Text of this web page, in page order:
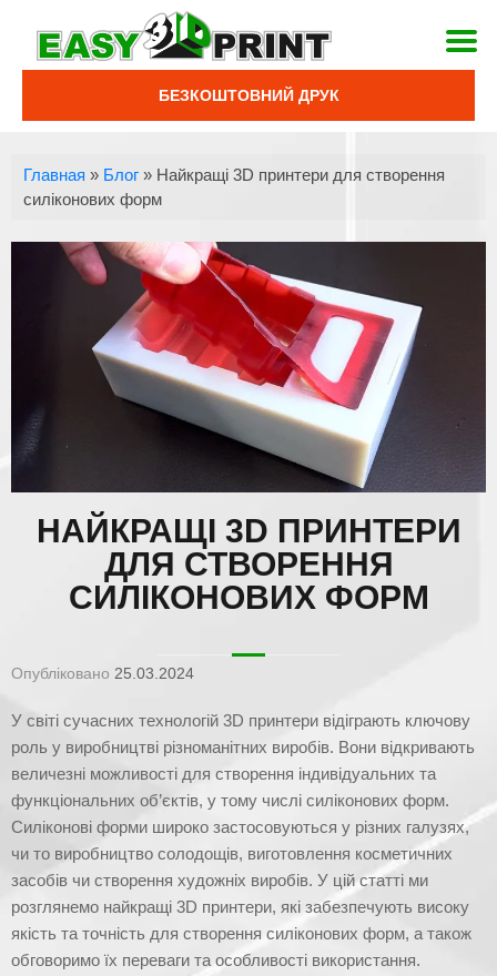
БЕЗКОШТОВНИЙ ДРУК
Главная » Блог » Найкращі 3D принтери для створення
силіконових форм
НАЙКРАЩІ 3D ПРИНТЕРИ
ДЛЯ СТВОРЕННЯ
СИЛІКОНОВИХ ФОРМ
Опубліковано 25.03.2024
У світі сучасних технологій 3D принтери відіграють ключову
роль у виробництві різноманітних виробів. Вони відкривають
величезні можливості для створення індивідуальних та
функціональних об’єктів, у тому числі силіконових форм.
Силіконові форми широко застосовуються у різних галузях,
чи то виробництво солодощів, виготовлення косметичних
засобів чи створення художніх виробів. У цій статті ми
розглянемо найкращі 3D принтери, які забезпечують високу
якість та точність для створення силіконових форм, а також
обговоримо їх переваги та особливості використання.